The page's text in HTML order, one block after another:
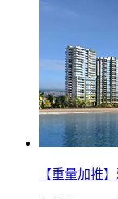
【重量加推